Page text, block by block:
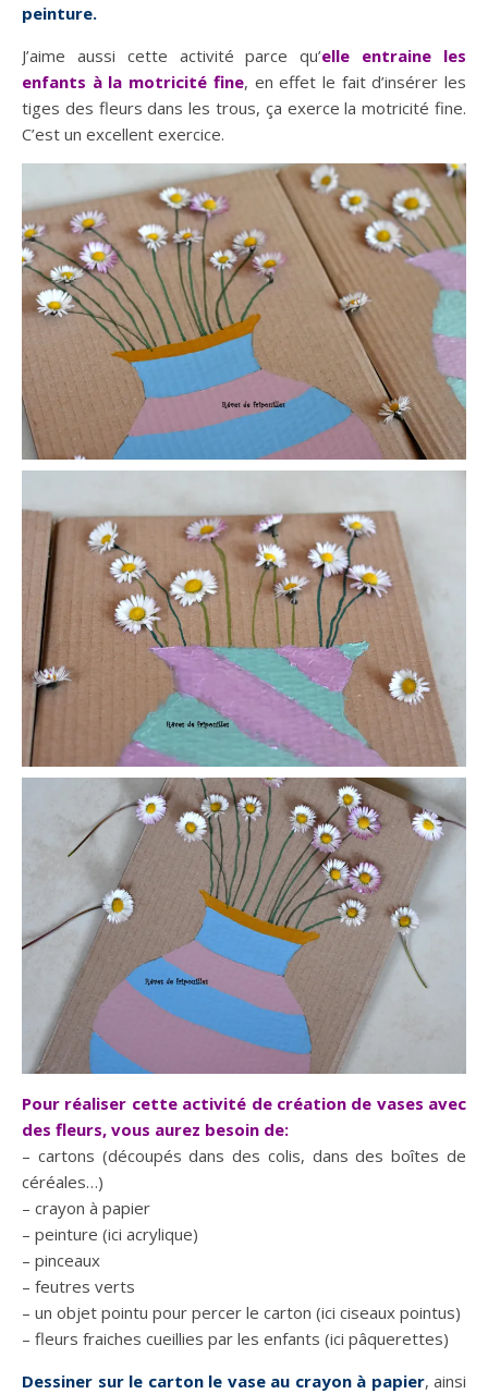
peinture.
J’aime aussi cette activité parce qu’elle entraine les
enfants à la motricité fine, en effet le fait d’insérer les
tiges des fleurs dans les trous, ça exerce la motricité fine.
C’est un excellent exercice.
Pour réaliser cette activité de création de vases avec
des fleurs, vous aurez besoin de:
– cartons (découpés dans des colis, dans des boîtes de
céréales…)
– crayon à papier
– peinture (ici acrylique)
– pinceaux
– feutres verts
– un objet pointu pour percer le carton (ici ciseaux pointus)
– fleurs fraiches cueillies par les enfants (ici pâquerettes)
Dessiner sur le carton le vase au crayon à papier, ainsi